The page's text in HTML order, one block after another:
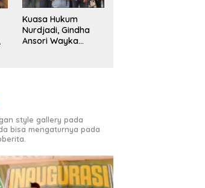
Kuasa Hukum
Nurdjadi, Gindha
Ansori Wayka
style gallery pada
bisa mengaturnya pada